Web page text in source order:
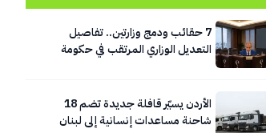
7 حقائب ودمج وزارتين.. تفاصيل
التعديل الوزاري المرتقب في حكومة
الأردن يسيّر قافلة جديدة تضم 18
شاحنة مساعدات إنسانية إلى لبنان